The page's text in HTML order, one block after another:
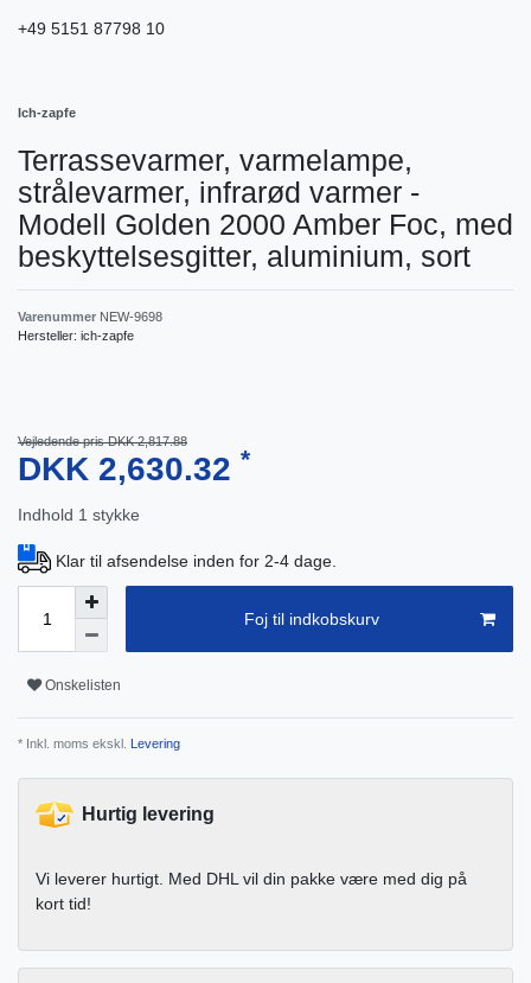
+49 5151 87798 10
Ich-zapfe
Terrassevarmer, varmelampe,
strålevarmer, infrarød varmer -
Modell Golden 2000 Amber Foc, med
beskyttelsesgitter, aluminium, sort
Varenummer NEW-9698
Hersteller: ich-zapfe
Vejledende pris DKK 2,817.88
DKK 2,630.32 *
Indhold 1 stykke
Klar til afsendelse inden for 2-4 dage.
Foj til indkobskurv
Onskelisten
* Inkl. moms ekskl. Levering
Hurtig levering
Vi leverer hurtigt. Med DHL vil din pakke være med dig på
kort tid!